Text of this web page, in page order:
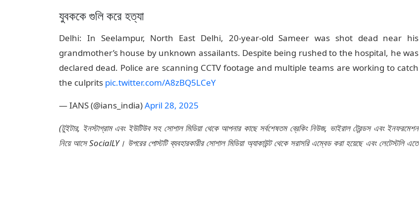
যুবককে গুলি করে হত্যা
Delhi: In Seelampur, North East Delhi, 20-year-old Sameer was shot dead near his
grandmother’s house by unknown assailants. Despite being rushed to the hospital, he was
declared dead. Police are scanning CCTV footage and multiple teams are working to catch
the culprits pic.twitter.com/A8zBQ5LCeY
— IANS (@ians_india)April 28, 2025
(টুইটার, ইনস্টাগ্রাম এবং ইউটিউব সহ সোশাল মিডিয়া থেকে আপনার কাছে সর্বশেষতম ব্রেকিং নিউজ, ভাইরাল ট্রেন্ডস এবং ইনফরমেশন
নিয়ে আসে SocialLY। উপরের পোস্টটি ব্যবহারকারীর সোশাল মিডিয়া অ্যাকাউন্ট থেকে সরাসরি এম্বেড করা হয়েছে এবং লেটেস্টলি এতে